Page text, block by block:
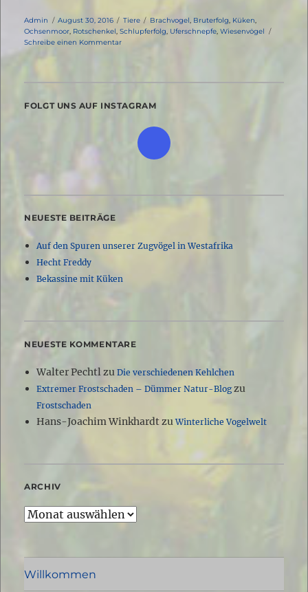
Autor
Admin
Veröffentlicht
am
August 30, 2016 Kategorien
Tiere Schlagwörter
Brachvogel, Bruterfolg, Küken,
Ochsenmoor, Rotschenkel,Schlupferfolg, Uferschnepfe,Wiesenvögel
Schreibe einen Kommentarzu
FOLGT UNS AUF INSTAGRAM
NEUESTE BEITRÄGE
Auf den Spuren unserer Zugvögel in Westafrika
Hecht Freddy
Bekassine mit Küken
NEUESTE KOMMENTARE
Walter Pechtlzu Die verschiedenen Kehlchen
Extremer Frostschaden – Dümmer Natur-Blogzu
Frostschaden
Hans-Joachim WinkhardtzuWinterliche Vogelwelt
ARCHIV
Archiv
Willkommen